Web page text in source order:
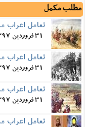
مطلب مکمل
تعامل اعراب مسلمان و
31 فروردین 1397, 12:12
31 فروردین 1397, 12:40
تعامل اعراب مسلمان و
31 فروردین 1397, 12:49
تعامل اعراب مسلمان و